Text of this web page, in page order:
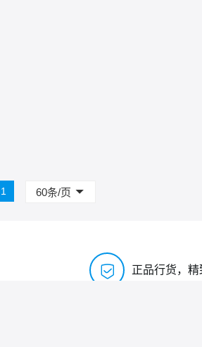
1 60条/页 
正品行货，精